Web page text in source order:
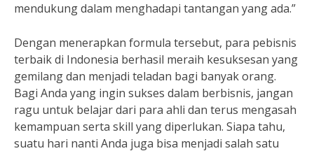
mendukung dalam menghadapi tantangan yang ada.”
Dengan menerapkan formula tersebut, para pebisnis
terbaik di Indonesia berhasil meraih kesuksesan yang
gemilang dan menjadi teladan bagi banyak orang.
Bagi Anda yang ingin sukses dalam berbisnis, jangan
ragu untuk belajar dari para ahli dan terus mengasah
kemampuan serta skill yang diperlukan. Siapa tahu,
suatu hari nanti Anda juga bisa menjadi salah satu